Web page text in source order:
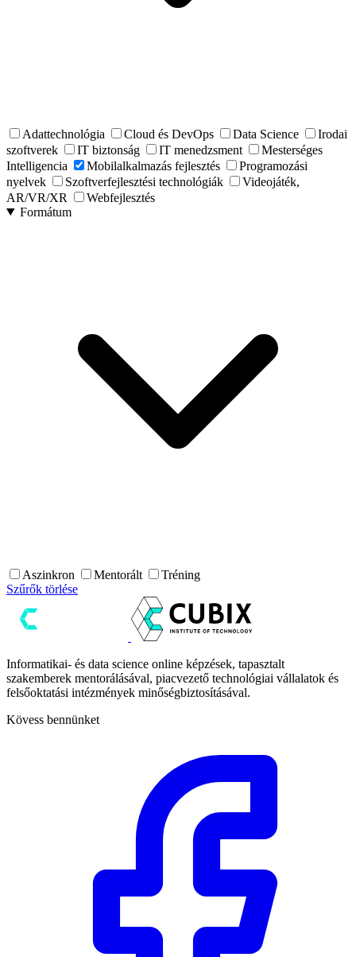
Adattechnológia Cloud és DevOps Data Science
Irodai
szoftverek
IT biztonság IT menedzsment
Mesterséges
Intelligencia
Mobilalkalmazás fejlesztés
Programozási
nyelvek
Szoftverfejlesztési technológiák
Videojáték,
AR/VR/XR
Webfejlesztés
Formátum
Aszinkron Mentorált
Tréning
Szűrők törlése
Informatikai- és data science online képzések, tapasztalt
szakemberek mentorálásával, piacvezető technológiai vállalatok és
felsőoktatási intézmények minőségbiztosításával.
Kövess bennünket